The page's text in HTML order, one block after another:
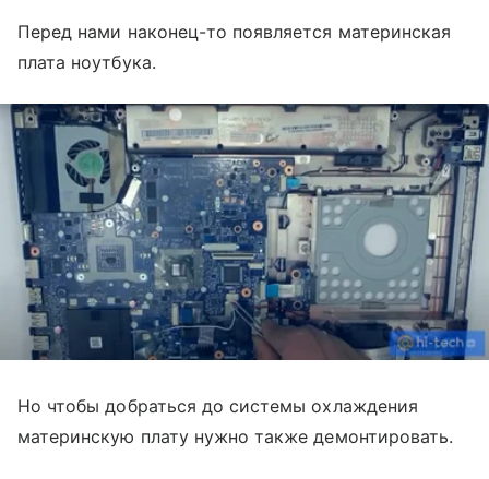
Перед нами наконец-то появляется материнская
плата ноутбука.
Но чтобы добраться до системы охлаждения
материнскую плату нужно также демонтировать.